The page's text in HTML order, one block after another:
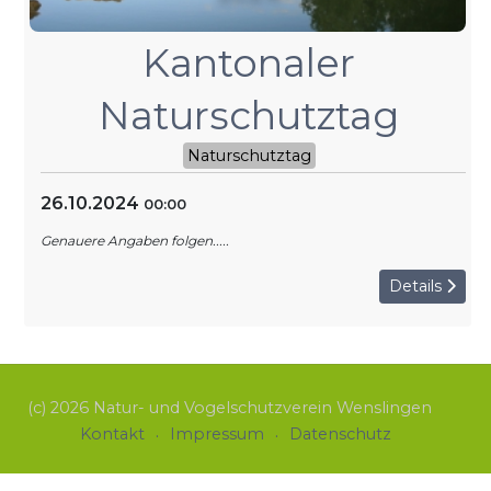
Kantonaler
Naturschutztag
Naturschutztag
26.10.2024 00:00
Genauere Angaben folgen.....
Details
(c) 2026 Natur- und Vogelschutzverein Wenslingen
Kontakt
Impressum Datenschutz
Hochstamm-Most
Hochstamm Erhaltung
Fotowettbewerb 2019 - 2020